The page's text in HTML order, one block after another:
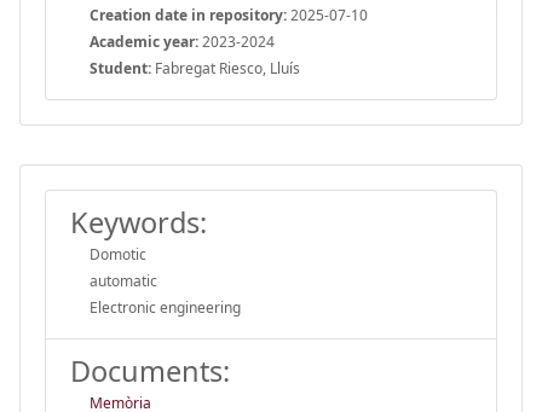
Creation date in repository:2025-07-10
Academic year:2023-2024
Student: Fabregat Riesco, Lluís
Keywords:
Domotic
automatic
Electronic engineering
Documents:
Memòria